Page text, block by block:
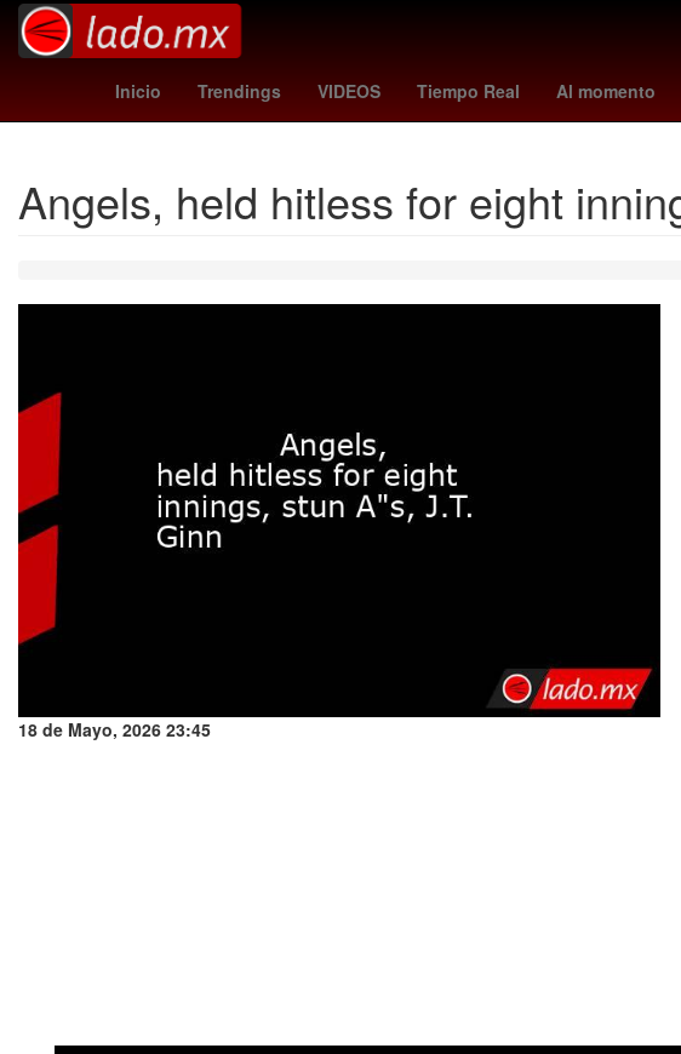
Inicio Trendings VIDEOS Tiempo Real Al momento
Dólar estadounidense Aguascalientes Twitch pago beca rita
Angels, held hitless for eight
18 de Mayo, 2026 23:45